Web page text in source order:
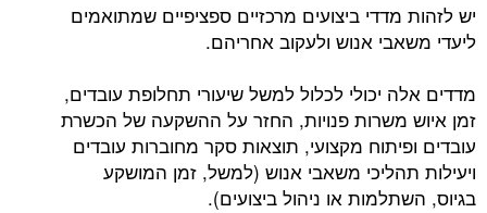
יש לזהות מדדי ביצועים מרכזיים ספציפיים שמתואמים
ליעדי משאבי אנוש ולעקוב אחריהם.
מדדים אלה יכולי לכלול למשל שיעורי תחלופת עובדים,
זמן איוש משרות פנויות, החזר על ההשקעה של הכשרת
עובדים ופיתוח מקצועי, תוצאות סקר מחוברות עובדים
ויעילות תהליכי משאבי אנוש (למשל, זמן המושקע
בגיוס, השתלמות או ניהול ביצועים).